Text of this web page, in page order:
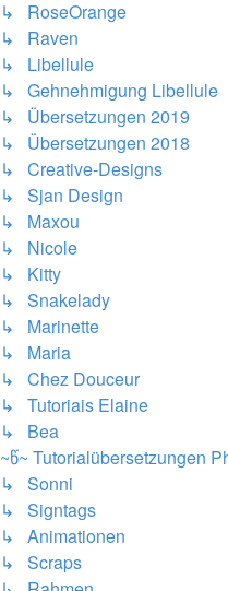
↳ RoseOrange
↳ Raven
↳ Libellule
↳ Gehnehmigung Libellule
↳ Übersetzungen 2019
↳ Übersetzungen 2018
↳ Creative-Designs
↳ Sjan Design
↳ Maxou
↳ Nicole
↳ Kitty
↳ Snakelady
↳ Marinette
↳ Maria
↳ Chez Douceur
↳ Tutoriais Elaine
↳ Bea
~წ~ Tutorialübersetzungen
↳ Sonni
↳ Signtags
↳ Animationen
↳ Scraps